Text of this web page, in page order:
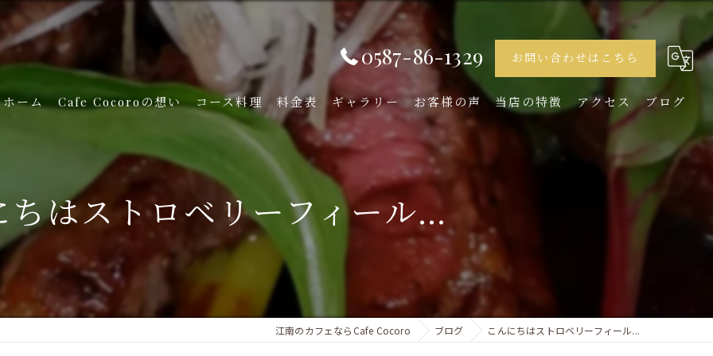
0587-86-1329 お問い合わせはこちら
ホーム Cafe Cocoroの想い コース料理 料金表 ギャラリー お客様の声 当店の特徴 アクセス ブログ
ちはストロベリーフィール...
江南のカフェならCafe Cocoro ブログ こんにちはストロベリーフィール...